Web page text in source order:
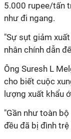
5.000 rupee/tấn
như đi ngang.
"Sự sụt giảm
nhân chính dẫn
Ông Suresh L
cho biết cuộc
lượng xuất khẩu
"Gần như toàn
đều đã bị đình trệ